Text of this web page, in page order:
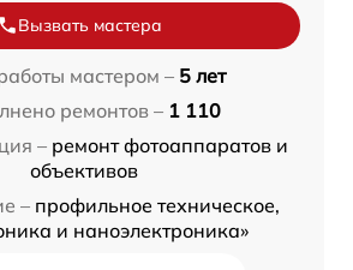
Вызвать мастера
мастером – 5 лет
ремонтов – 1 110
– ремонт фотоаппаратов и
объективов
– профильное техническое,
и наноэлектроника»